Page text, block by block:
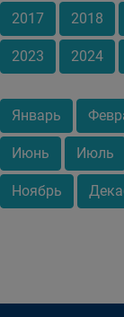
2017 2018
2023 2024
Январь
Июнь Июль
Ноябрь